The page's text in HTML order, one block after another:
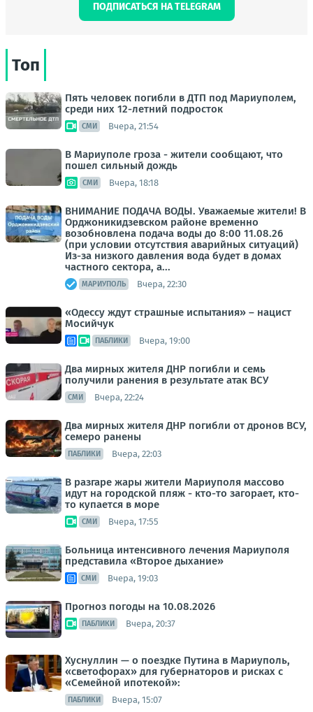
ПОДПИСАТЬСЯ НА TELEGRAM
Топ
Пять человек погибли в ДТП под Мариуполем,
среди них 12-летний подросток
СМИ Вчера, 21:54
В Мариуполе гроза - жители сообщают, что
пошел сильный дождь
СМИ Вчера, 18:18
ВНИМАНИЕ ПОДАЧА ВОДЫ. Уважаемые жители! В
Орджоникидзевском районе временно
возобновлена подача воды до 8:00 11.08.26
(при условии отсутствия аварийных ситуаций)
Из-за низкого давления вода будет в домах
частного сектора, а...
МАРИУПОЛЬ Вчера, 22:30
«Одессу ждут страшные испытания» – нацист
Мосийчук
ПАБЛИКИ Вчера, 19:00
Два мирных жителя ДНР погибли и семь
получили ранения в результате атак ВСУ
СМИ Вчера, 22:24
Два мирных жителя ДНР погибли от дронов ВСУ,
семеро ранены
ПАБЛИКИ Вчера, 22:03
В разгаре жары жители Мариуполя массово
идут на городской пляж - кто-то загорает, кто-
то купается в море
СМИ Вчера, 17:55
Больница интенсивного лечения Мариуполя
представила «Второе дыхание»
СМИ Вчера, 19:03
Прогноз погоды на 10.08.2026
ПАБЛИКИ Вчера, 20:37
Хуснуллин — о поездке Путина в Мариуполь,
«светофорах» для губернаторов и рисках с
«Семейной ипотекой»:
ПАБЛИКИ Вчера, 15:07